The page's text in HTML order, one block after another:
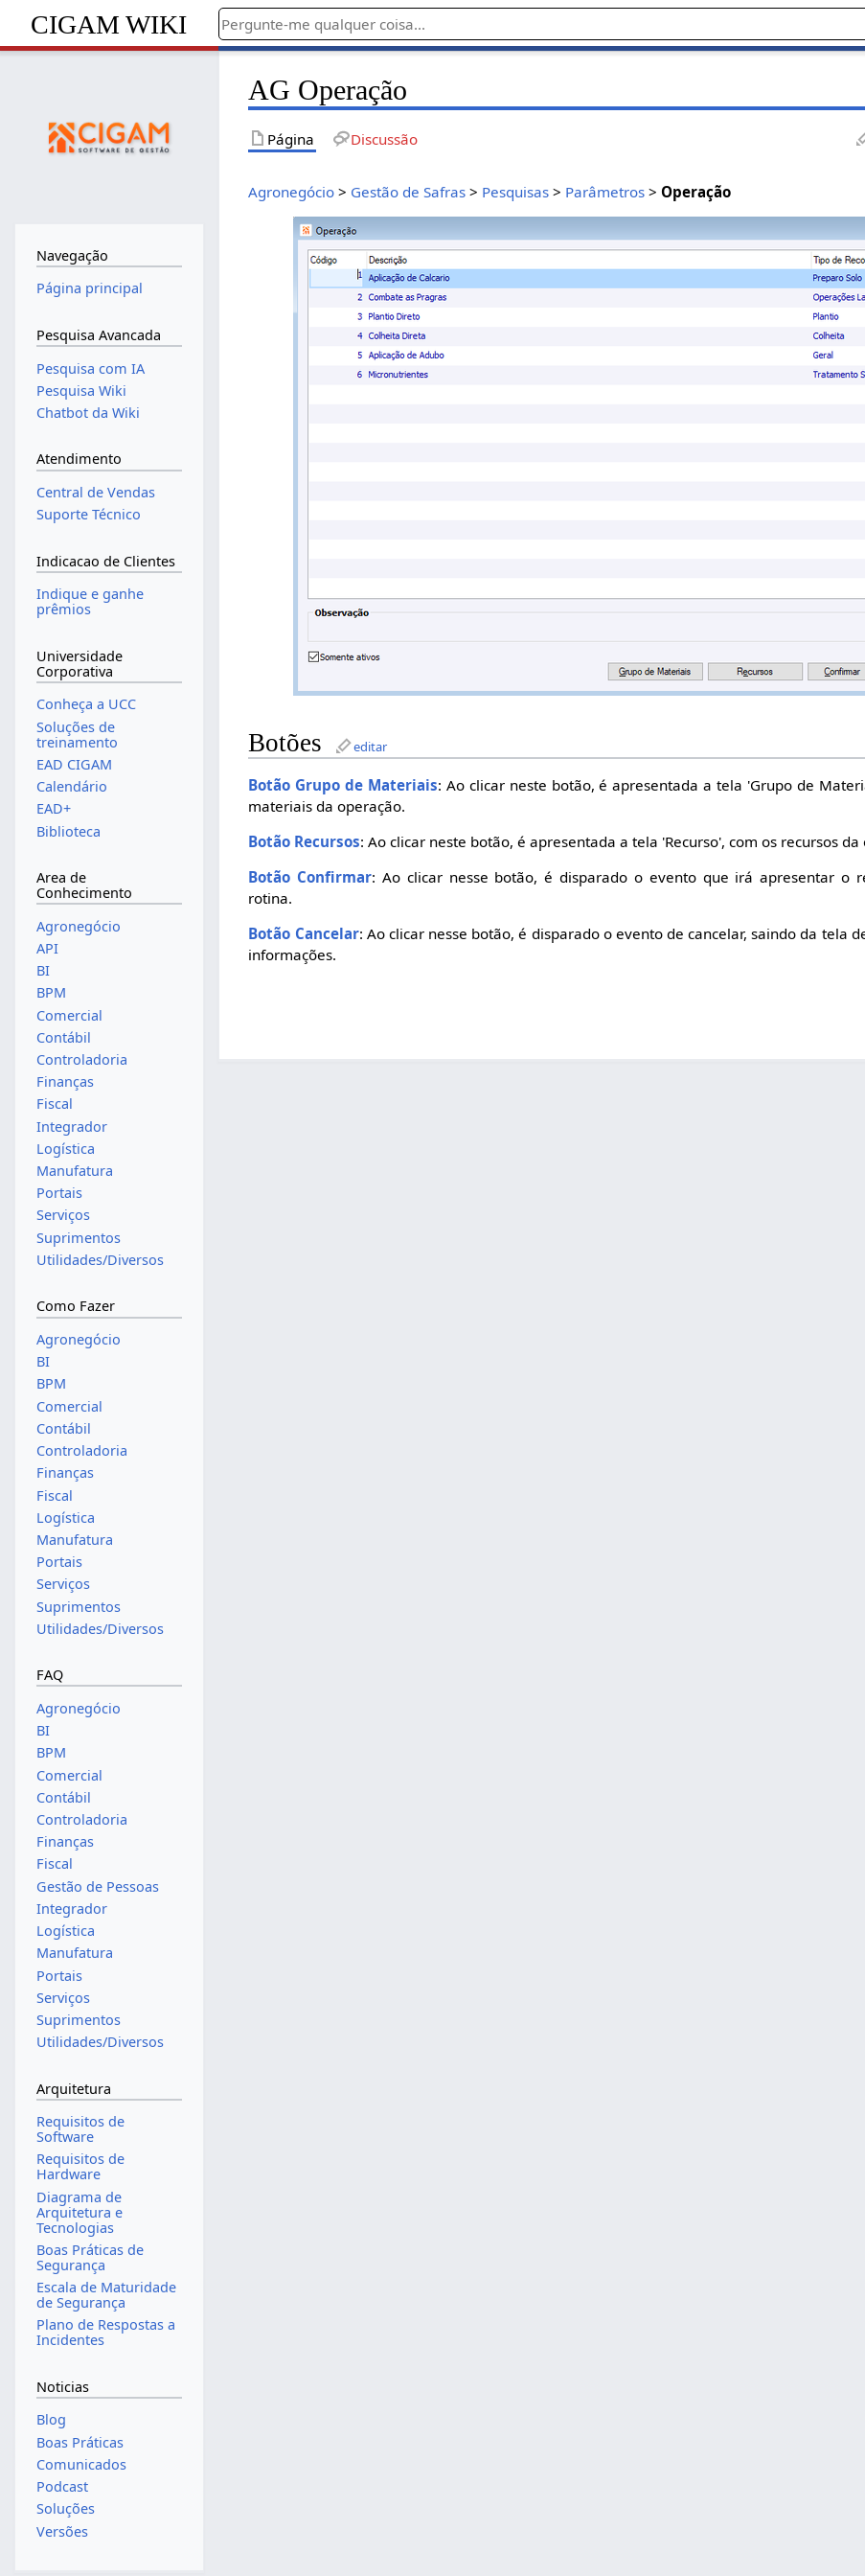
CIGAM WIKI
AG Operação
Página Discussão
Agronegócio > Gestão de Safras > Pesquisas > Parâmetros > Operação
Botões editar
Botão Grupo de Materiais: Ao clicar neste botão, é apresentada a tela 'Grupo de
materiais da operação.
Botão Recursos: Ao clicar neste botão, é apresentada a tela 'Recurso', com os recursos da
Botão Confirmar: Ao clicar nesse botão, é disparado o evento que irá apresentar o
rotina.
Botão Cancelar: Ao clicar nesse botão, é disparado o evento de cancelar, saindo da tela
informações.
Navegação
Página principal
Pesquisa Avancada
Pesquisa com IA
Pesquisa Wiki
Chatbot da Wiki
Atendimento
Central de Vendas
Suporte Técnico
Indicacao de Clientes
Indique e ganhe
prêmios
Universidade
Corporativa
Conheça a UCC
Soluções de
treinamento
EAD CIGAM
Calendário
EAD+
Biblioteca
Area de
Conhecimento
Agronegócio
API
BI
BPM
Comercial
Contábil
Controladoria
Finanças
Fiscal
Integrador
Logística
Manufatura
Portais
Serviços
Suprimentos
Utilidades/Diversos
Como Fazer
Agronegócio
BI
BPM
Comercial
Contábil
Controladoria
Finanças
Fiscal
Logística
Manufatura
Portais
Serviços
Suprimentos
Utilidades/Diversos
FAQ
Agronegócio
BI
BPM
Comercial
Contábil
Controladoria
Finanças
Fiscal
Gestão de Pessoas
Integrador
Logística
Manufatura
Portais
Serviços
Suprimentos
Utilidades/Diversos
Arquitetura
Requisitos de
Software
Requisitos de
Hardware
Diagrama de
Arquitetura e
Tecnologias
Boas Práticas de
Segurança
Escala de Maturidade
de Segurança
Plano de Respostas a
Incidentes
Noticias
Blog
Boas Práticas
Comunicados
Podcast
Soluções
Versões